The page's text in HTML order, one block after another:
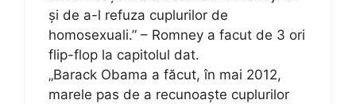
și de a-l refuza cuplurilor de
homosexuali.” – Romney a facut de 3 ori
flip-flop la capitolul dat.
„Barack Obama a făcut, în mai 2012,
marele pas de a recunoaște cuplurilor